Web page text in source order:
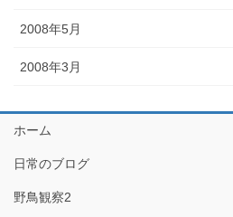
2008年5月
2008年3月
ホーム
日常のブログ
野鳥観察2